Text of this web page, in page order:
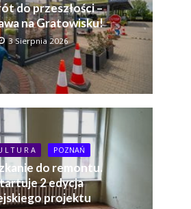
do przeszłości –
na Gratowisku!
3 Sierpnia 2026
L T U R A POZNAŃ
do remontu.
2 edycja
projektu